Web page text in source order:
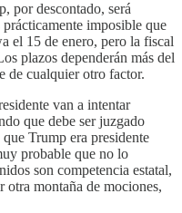
por descontado, será
imposible que
el 15 de enero, pero la fiscal
plazos dependerán más del
de cualquier otro factor.
van a intentar
que debe ser juzgado
Trump era presidente
probable que no lo
son competencia estatal,
otra montaña de mociones,